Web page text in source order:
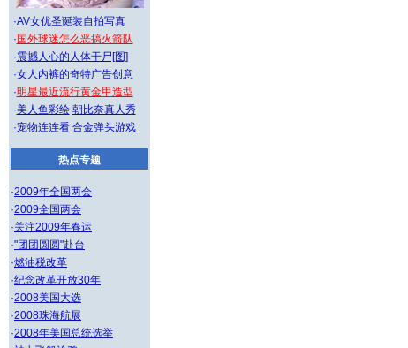
·AV女优圣诞装自拍写真
· 国外球迷怎么恶搞火箭队
·震撼人心的人体干尸[图]
·女人内裤的奇特广告创意
·明星最近流行黄金甲造型
·美人鱼彩绘 朝比奈真人秀
·宠物连连看 合金弹头游戏
热点专题
·2009年全国两会
·2009全国两会
·关注2009年春运
·"团团圆圆"赴台
·燃油税改革
·纪念改革开放30年
·2008美国大选
·2008珠海航展
·2008年美国总统选举